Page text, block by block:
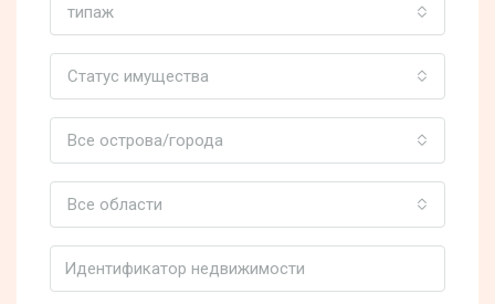
типаж
Статус имущества
Все острова/города
Все области